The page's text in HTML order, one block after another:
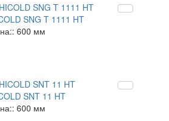
SNG T 1111 HT
600 мм
SNT 11 HT
600 мм